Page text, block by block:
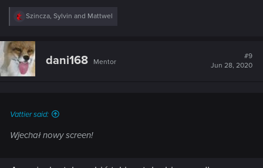
R
c
t
i
o
Szincza, Sylvin and Mattwel
dani168 Mentor
#9
Jun 28, 2020
Vattier said:
Wjechał nowy screen!